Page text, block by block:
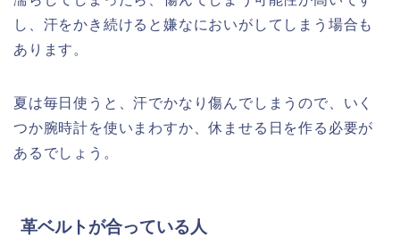
し、汗をかき続けると嫌なにおいがしてしまう場合も
あります。
夏は毎日使うと、汗でかなり傷んでしまうので、いく
つか腕時計を使いまわすか、休ませる日を作る必要が
あるでしょう。
革ベルトが合っている人